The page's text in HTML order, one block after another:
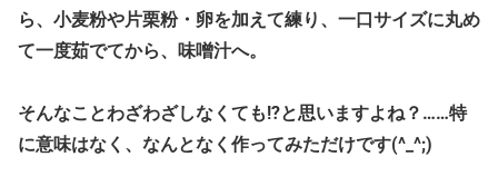
ら、小麦粉や片栗粉・卵を加えて練り、一口サイズに丸め
て一度茹でてから、味噌汁へ。
そんなことわざわざしなくても!?と思いますよね？……特
に意味はなく、なんとなく作ってみただけです(^_^;)